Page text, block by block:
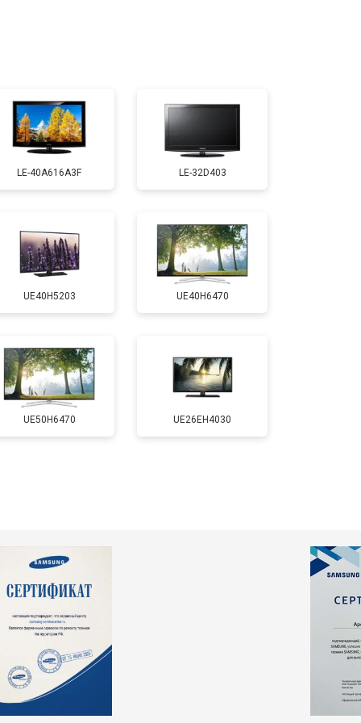
2600 ₽ Заказать
3500 ₽ Заказать
5200 ₽ Заказать
3100 ₽ Заказать
3700 ₽ Заказать
5500 ₽
LE-40A616A3F LE-32D403
UE40H5203 UE40H6470
UE50H6470 UE26EH4030